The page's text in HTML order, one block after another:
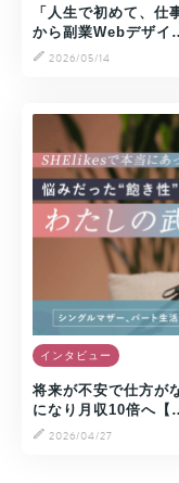
「人生で初めて、仕
から副業Webデザイ
2026/05/14
インタビュー
将来が不安で仕方が
になり月収10倍へ【
2026/04/27